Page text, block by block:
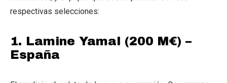
respectivas selecciones:
1. Lamine Yamal (200 M€) –
España